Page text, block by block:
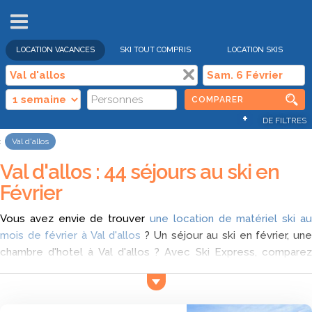
LOCATION VACANCES SKI TOUT COMPRIS LOCATION SKIS
COMPARER
+ DE FILTRES
Val d'allos
Val d'allos : 44 séjours au ski en
Février
Vous avez envie de trouver une location de matériel ski au
mois de février à Val d'allos ? Un séjour au ski en février, une
chambre d'hotel à Val d'allos ? Avec Ski Express, comparez
en février et trouvez parmi les offres qui répondent à vos
critères qui est le moins cher lors de votre séjour à Val d'allos